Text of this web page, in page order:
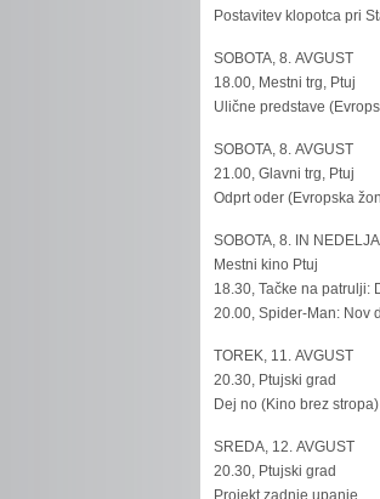
Postavitev klopotca pri
SOBOTA, 8. AVGUST
18.00, Mestni trg, Ptuj
Ulične predstave
SOBOTA, 8. AVGUST
21.00, Glavni trg, Ptuj
Odprt oder (Evropska
SOBOTA, 8. IN
Mestni kino Ptuj
18.30, Tačke na patrulji:
20.00, Spider-Man: Nov
TOREK, 11. AVGUST
20.30, Ptujski grad
Dej no (Kino brez stropa)
SREDA, 12. AVGUST
20.30, Ptujski grad
Projekt zadnje upanje